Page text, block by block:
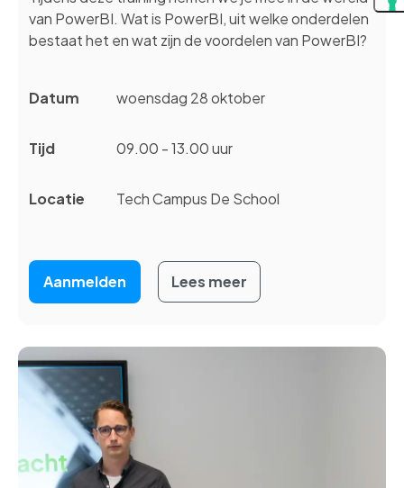
van PowerBI. Wat is PowerBI, uit welke onderdelen
bestaat het en wat zijn de voordelen van PowerBI?
Datum woensdag 28 oktober
Tijd 09.00 - 13.00 uur
Locatie Tech Campus De School
Aanmelden Lees meer